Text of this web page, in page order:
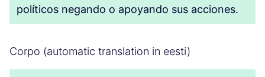
políticos negando o apoyando sus acciones.
Corpo (automatic translation in eesti)